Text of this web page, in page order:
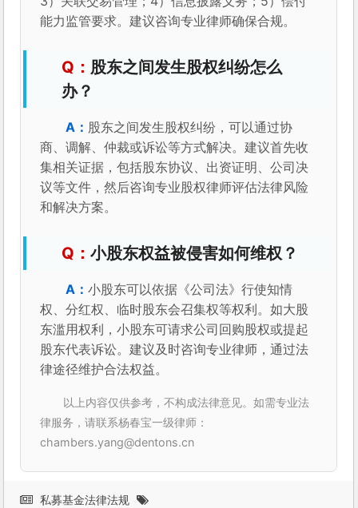
能力监管要求。建议咨询专业律师确保合规。
股东之间发生股权纠纷怎么
办？
股东之间发生股权纠纷，可以通过协
商、调解、仲裁或诉讼等方式解决。建议首先收
集相关证据，包括股东协议、出资证明、公司决
议等文件，然后咨询专业股权律师评估法律风险
和解决方案。
小股东权益被侵害如何维权？
小股东可以依据《公司法》行使知情
权、分红权、临时股东会召集权等权利。如大股
东滥用权利，小股东可请求公司回购股权或提起
股东代表诉讼。建议及时咨询专业律师，通过法
律途径维护合法权益。
以上内容仅供参考，不构成法律意见。如需专业法
律服务，请联系杨春宝一级律师：
chambers.yang@dentons.cn
私募基金法律法规